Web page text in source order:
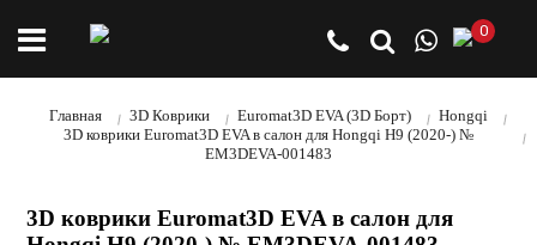
0
Главная 3D Коврики Euromat3D EVA (3D Борт)
Hongqi
3D коврики Euromat3D EVA в салон для Hongqi H9 (2020-) №
EM3DEVA-001483
3D коврики Euromat3D EVA в салон для